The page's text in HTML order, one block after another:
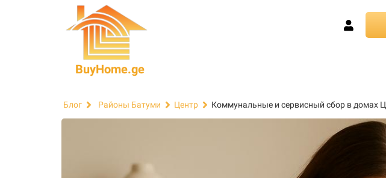
BuyHome.ge
Блог Районы Батуми Центр Коммунальные и сервисный сбор в домах